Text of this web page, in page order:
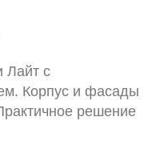
Лайт с
Корпус и фасады
решение